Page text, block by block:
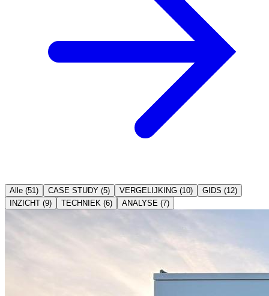
Alle (51) CASE STUDY (5) VERGELIJKING (10) GIDS (12)
INZICHT (9) TECHNIEK (6) ANALYSE (7)